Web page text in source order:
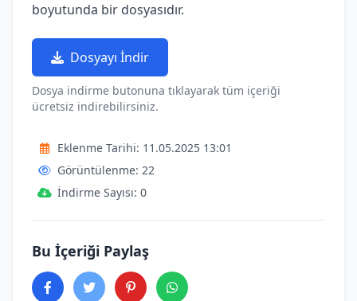
boyutunda bir dosyasıdır.
Dosyayı İndir
Dosya indirme butonuna tıklayarak tüm içeriği
ücretsiz indirebilirsiniz.
Eklenme Tarihi: 11.05.2025 13:01
Görüntülenme: 22
İndirme Sayısı: 0
Bu İçeriği Paylaş